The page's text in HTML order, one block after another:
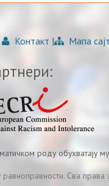
Контакт | Мапа
роду обухватају
Сва права